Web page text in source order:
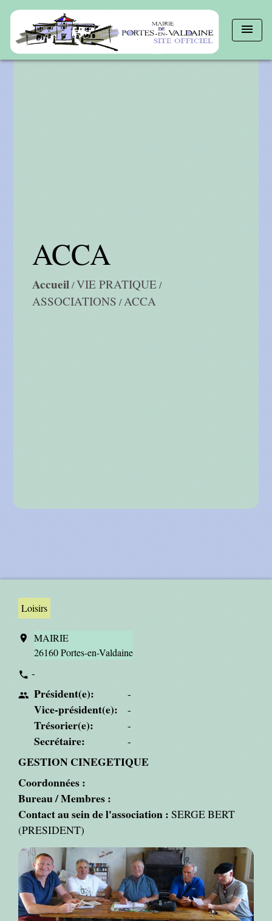
menu
ACCA
Accueil/VIE PRATIQUE/
ASSOCIATIONS /ACCA
Loisirs
location_on
MAIRIE
26160 Portes-en-Valdaine
phone -
people Président(e):
Vice-président(e):
Trésorier(e):
Secrétaire:
-
-
-
-
GESTION CINEGETIQUE
Coordonnées :
Bureau / Membres :
Contact au sein de l'association : SERGE BERT
(PRESIDENT)